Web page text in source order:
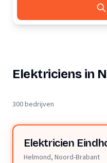
Elektriciens in
300 bedrijven
Elektricien
Helmond, Noord-Brabant